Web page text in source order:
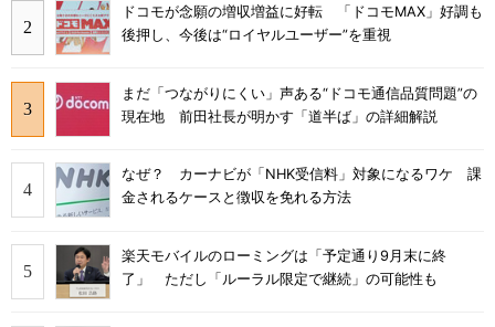
ドコモが念願の増収増益に好転 「ドコモMAX」好調も
後押し、今後は“ロイヤルユーザー”を重視
まだ「つながりにくい」声ある“ドコモ通信品質問題”の
現在地 前田社長が明かす「道半ば」の詳細解説
なぜ？ カーナビが「NHK受信料」対象になるワケ 課
金されるケースと徴収を免れる方法
楽天モバイルのローミングは「予定通り9月末に終
了」 ただし「ルーラル限定で継続」の可能性も